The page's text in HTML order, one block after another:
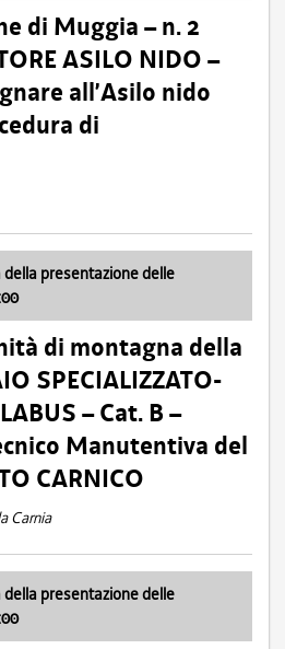
di Muggia – n. 2
ASILO NIDO –
all’Asilo nido
di
della presentazione delle
di montagna della
SPECIALIZZATO-
– Cat. B –
Manutentiva del
CARNICO
Carnia
della presentazione delle